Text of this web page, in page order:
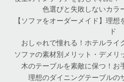
色選びと失敗しないカラ
【ソファをオーダーメイド】理
ド
おしゃれで憧れる！ホテルライ
ソファの素材別メリット・デメリ
木のテーブルを素敵に保つ！お
理想のダイニングテーブルの